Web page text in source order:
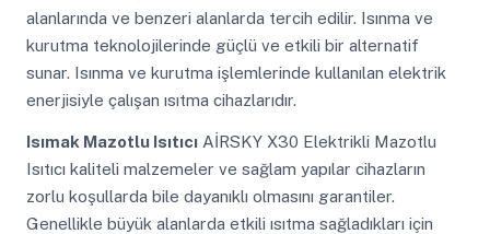
alanlarında ve benzeri alanlarda tercih edilir. Isınma ve
kurutma teknolojilerinde güçlü ve etkili bir alternatif
sunar. Isınma ve kurutma işlemlerinde kullanılan elektrik
enerjisiyle çalışan ısıtma cihazlarıdır.
Isımak Mazotlu IsıtıcıAİRSKY X30 Elektrikli Mazotlu
Isıtıcı kaliteli malzemeler ve sağlam yapılar cihazların
zorlu koşullarda bile dayanıklı olmasını garantiler.
Genellikle büyük alanlarda etkili ısıtma sağladıkları için